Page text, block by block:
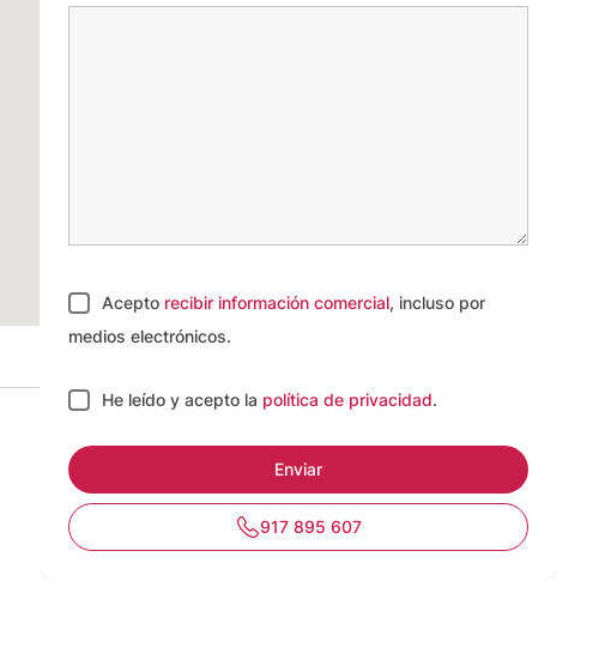
Acepto recibir información comercial, incluso por
medios electrónicos.
He leído y acepto la política de privacidad.
917 895 607